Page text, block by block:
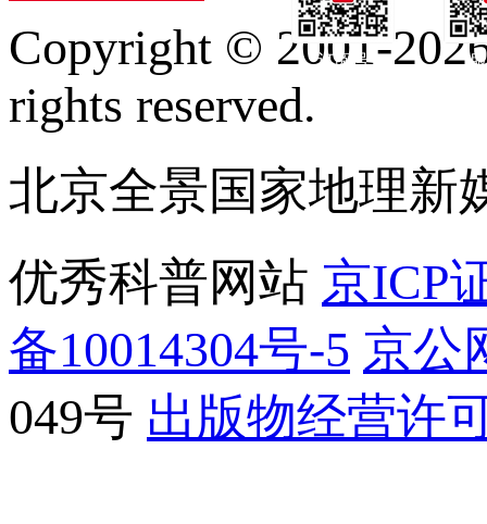
订阅号
Copyright © 2001-
rights reserved.
北京全景国家地理新
优秀科普网站 京ICP
备10014304号-5 京公
049号 出版物经营许